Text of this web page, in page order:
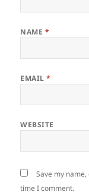
NAME *
EMAIL*
WEBSITE
Save my
time I comment.